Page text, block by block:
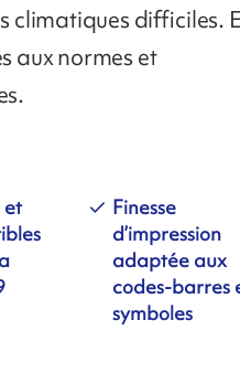
climatiques difficiles.
aux normes et
et
Finesse
d’impression
adaptée aux
codes-barres
symboles